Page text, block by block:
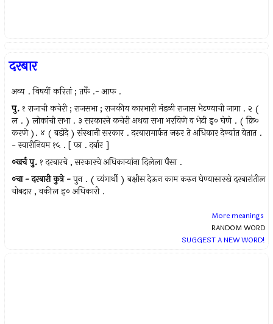
दरबार
अव्य . विषयीं करितां ; तर्फे .- आफ .
पु. १ राजाची कचेरी ; राजसभा ; राजकीय कारभारी मंडळी राजास भेटण्याची जागा . २ (
ल . ) लोकांची सभा . ३ सरकारने कचेरी अथवा सभा भरविणे व भेटी इ० घेणे . ( क्रि०
करणे ). ४ ( बडोदे ) संस्थानी सरकार . दरबारामार्फत जरुर ते अधिकार देण्यांत येतात .
- स्वारीनियम १५ . [ फा . दर्बार ]
०खर्चपु. १ दरबारचे , सरकारचे अधिकार्‍यांना दिलेला पैसा .
०चा - दरबारीकुत्रे -पुन . ( व्यंगार्थी ) बक्षीस देऊन काम करुन घेण्यासारखे दरबारांतील
चोबदार , वकील इ० अधिकारी .
More meanings
RANDOM WORD
SUGGEST A NEW WORD!